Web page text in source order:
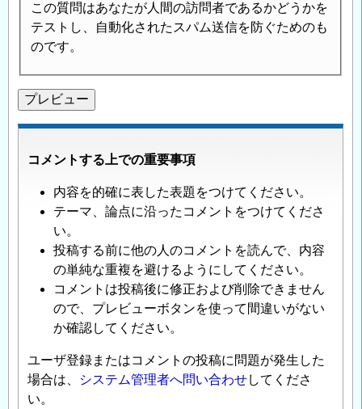
この質問はあなたが人間の訪問者であるかどうかを
テストし、自動化されたスパム送信を防ぐためのも
のです。
コメントする上での重要事項
内容を的確に表した表題をつけてください。
テーマ、論点に沿ったコメントをつけてくださ
い。
投稿する前に他の人のコメントを読んで、内容
の単純な重複を避けるようにしてください。
コメントは投稿後に修正および削除できません
ので、プレビューボタンを使って間違いがない
か確認してください。
ユーザ登録またはコメントの投稿に問題が発生した
場合は、
システム管理者へ問い合わせしてくださ
い。